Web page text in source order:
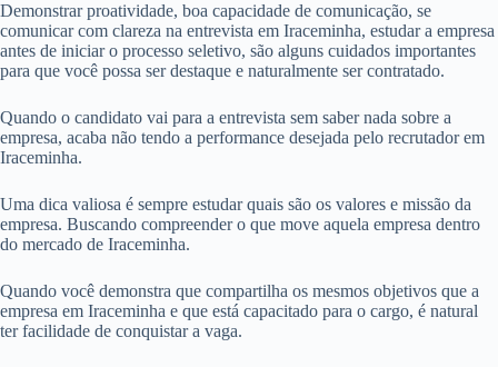
Demonstrar proatividade, boa capacidade de comunicação, se
comunicar com clareza na entrevista em Iraceminha, estudar a empresa
antes de iniciar o processo seletivo, são alguns cuidados importantes
para que você possa ser destaque e naturalmente ser contratado.
Quando o candidato vai para a entrevista sem saber nada sobre a
empresa, acaba não tendo a performance desejada pelo recrutador em
Iraceminha.
Uma dica valiosa é sempre estudar quais são os valores e missão da
empresa. Buscando compreender o que move aquela empresa dentro
do mercado de Iraceminha.
Quando você demonstra que compartilha os mesmos objetivos que a
empresa em Iraceminha e que está capacitado para o cargo, é natural
ter facilidade de conquistar a vaga.